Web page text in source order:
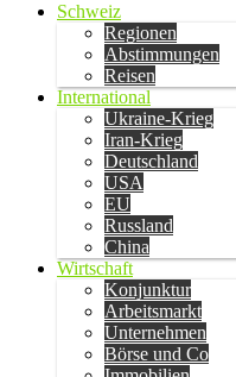
Schweiz
Regionen
Abstimmungen
Reisen
International
Ukraine-Krieg
Iran-Krieg
Deutschland
USA
EU
Russland
China
Wirtschaft
Konjunktur
Arbeitsmarkt
Unternehmen
Börse und Co